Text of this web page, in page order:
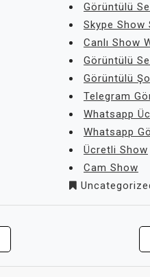
Görüntülü
Skype Show
Canlı Show
Görüntülü
Görüntülü
Telegram
Whatsapp
Whatsapp
Ücretli Show
Cam Show